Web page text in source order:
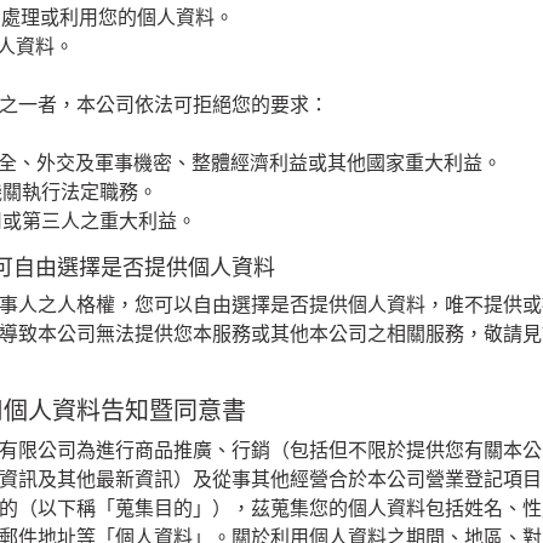
理或利用您的個人資料。
資料。
一者，本公司依法可拒絕您的要求：
、外交及軍事機密、整體經濟利益或其他國家重大利益。
執行法定職務。
第三人之重大利益。
自由選擇是否提供個人資料
人之人格權，您可以自由選擇是否提供個人資料，唯不提供
致本公司無法提供您本服務或其他本公司之相關服務，敬請
人資料告知暨同意書
限公司為進行商品推廣、行銷（包括但不限於提供您有關本
訊及其他最新資訊）及從事其他經營合於本公司營業登記項
（以下稱「蒐集目的」），茲蒐集您的個人資料包括姓名、
件地址等「個人資料」。關於利用個人資料之期間、地區、